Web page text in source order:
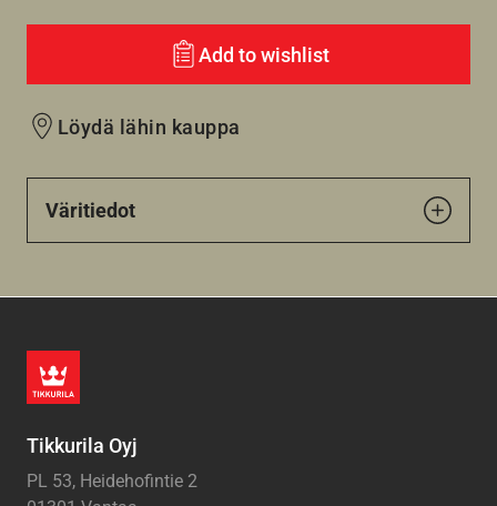
Add to wishlist
Löydä lähin kauppa
Väritiedot
Tikkurila Oyj
PL 53, Heidehofintie 2